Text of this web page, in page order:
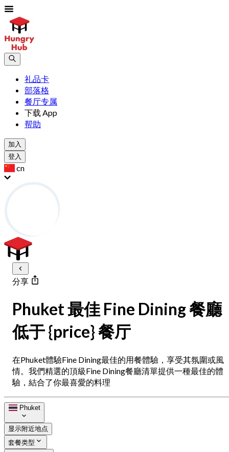
礼品卡
部落格
餐厅专属
下载 App
帮助
加入
登入
cn
分享
Phuket 最佳 Fine Dining 餐廳
低于 {price} 餐厅
在Phuket體驗Fine Dining最佳的用餐體驗，享受其氛圍或風
情。我們精選的頂級Fine Dining餐廳清單提供一種最佳的體
驗，結合了你最喜愛的料理
Phuket
显示附近地点
套餐类型